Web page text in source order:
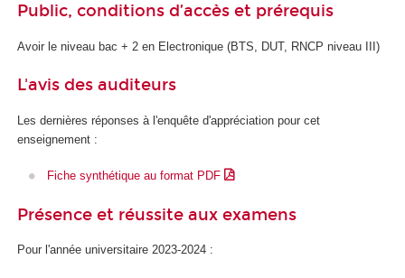
Public, conditions d’accès et prérequis
Avoir le niveau bac + 2 en Electronique (BTS, DUT, RNCP niveau III)
L'avis des auditeurs
Les dernières réponses à l'enquête d'appréciation pour cet
enseignement :
Fiche synthétique au format PDF
Présence et réussite aux examens
Pour l'année universitaire 2023-2024 :